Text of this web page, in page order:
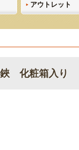
アウトレット
化粧箱入り